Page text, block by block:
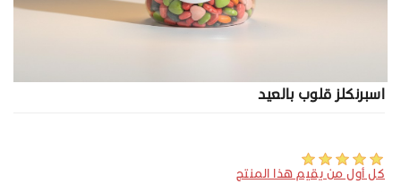
اسبرنكلز قلوب بالعيد
كل أول من يقيم هذا المنتج